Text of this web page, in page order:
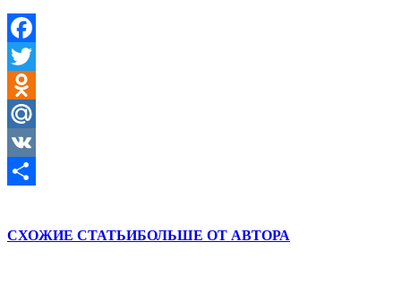
Facebook
Twitter
Odnoklassniki
Mail.Ru
VK
СХОЖИЕ СТАТЬИБОЛЬШЕ ОТ АВТОРА